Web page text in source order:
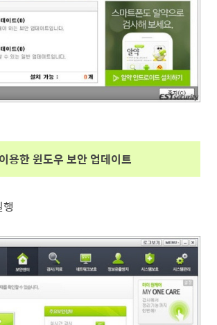
용한 윈도우 보안 업데이트